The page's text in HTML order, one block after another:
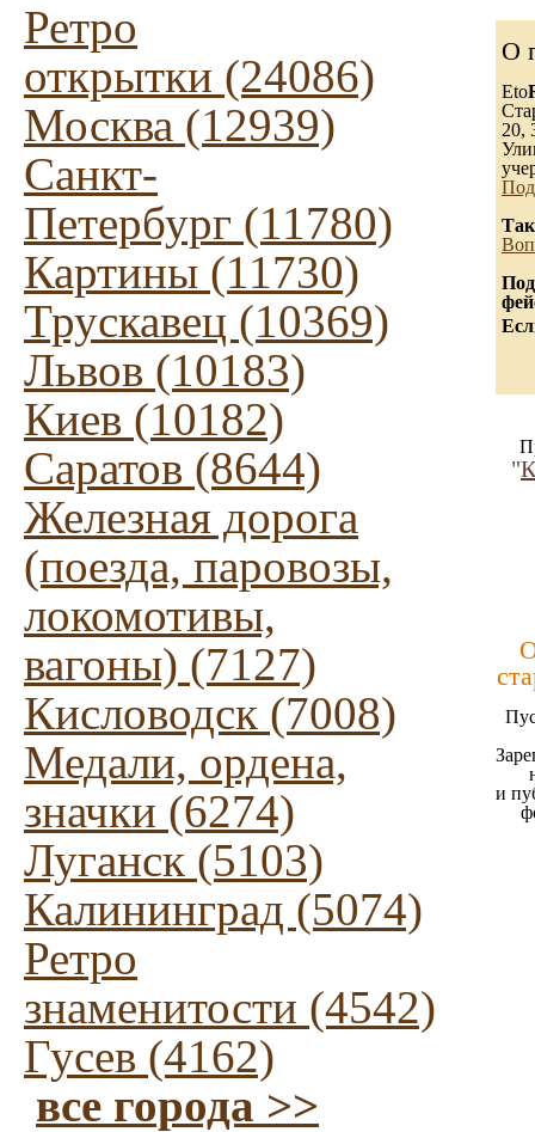
Ретро
открытки (24086)
Москва (12939)
Санкт-
Петербург (11780)
Картины (11730)
Трускавец (10369)
Львов (10183)
Киев (10182)
Саратов (8644)
Железная дорога
(поезда, паровозы,
локомотивы,
вагоны) (7127)
Кисловодск (7008)
Медали, ордена,
значки (6274)
Луганск (5103)
Калининград (5074)
Ретро
знаменитости (4542)
Гусев (4162)
все города >>
О
Eto
20,
"
и